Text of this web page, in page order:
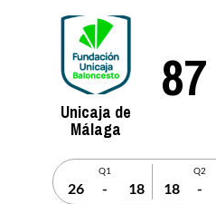
Unicaja de
Málaga
87
Q1
26 - 18
Q2
18 -